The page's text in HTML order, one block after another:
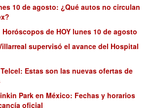
10 de agosto: ¿Qué autos no circulan
Horóscopos de HOY lunes 10 de agosto
supervisó el avance del Hospital
Estas son las nuevas ofertas de
Park en México: Fechas y horarios
oficial